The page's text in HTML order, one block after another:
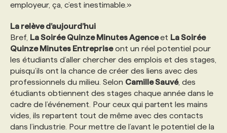
employeur, ça, c’est inestimable.»
La relève d’aujourd’hui
Bref, La Soirée Quinze Minutes Agenceet La Soirée
Quinze Minutes Entrepriseont un réel potentiel pour
les étudiants d’aller chercher des emplois et des stages,
puisqu’ils ont la chance de créer des liens avec des
professionnels du milieu. Selon Camille Sauvé, des
étudiants obtiennent des stages chaque année dans le
cadre de l’événement. Pour ceux qui partent les mains
vides, ils repartent tout de même avec des contacts
dans l’industrie. Pour mettre de l’avant le potentiel de la